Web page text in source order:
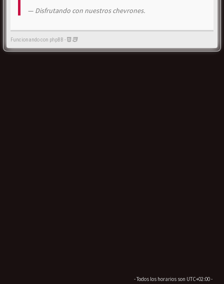
Disfrutando con nuestros chevrones.
Funcionando con phpBB -
- Todos los horarios son UTC+02:00-